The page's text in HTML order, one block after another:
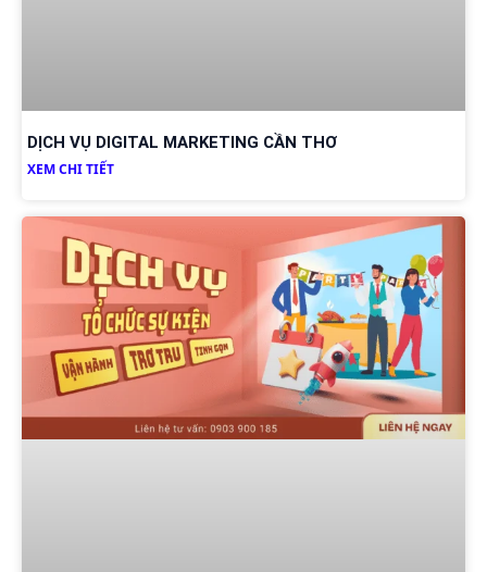
DỊCH VỤ DIGITAL MARKETING CẦN THƠ
XEM CHI TIẾT